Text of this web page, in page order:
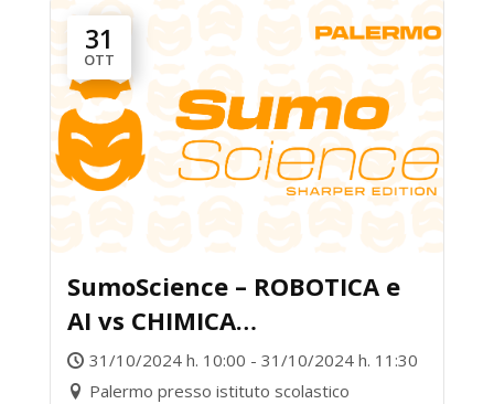
31
OTT
SumoScience – ROBOTICA e
AI vs CHIMICA
BIOMOLECOLARE
31/10/2024 h. 10:00 - 31/10/2024 h. 11:30
Palermo presso istituto scolastico